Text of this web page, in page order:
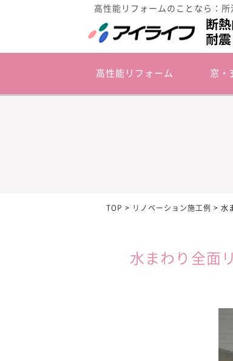
高性能リフォームのことなら：所
高性能リフォーム 窓・
TOP > リノベーション施工例 > 水
水まわり全面